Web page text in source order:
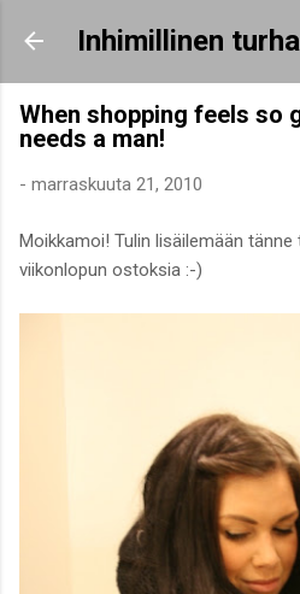
Siirry
Inhimillinen
When shopping feels so
needs a man!
- marraskuuta 21, 2010
Moikkamoi! Tulin lisäilemään tänne
viikonlopun ostoksia :-)